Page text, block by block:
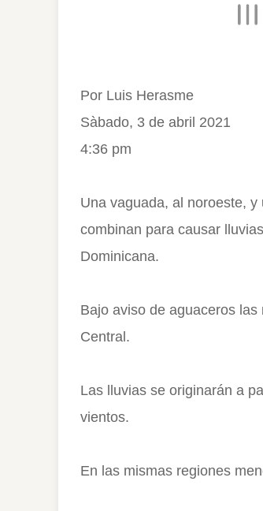
Por Luis Herasme
Sàbado, 3 de abril 2021
4:36 pm
Una vaguada, al noroeste,
combinan para causar
Dominicana.
Bajo aviso de aguaceros
Central.
Las lluvias se originarán a
vientos.
En las mismas regiones